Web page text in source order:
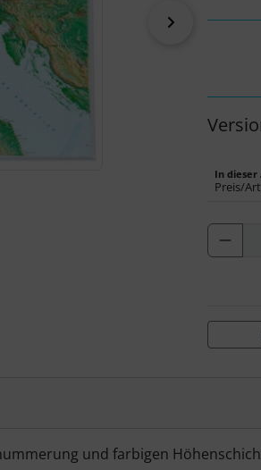
In dieser
Preis/
und farbigen